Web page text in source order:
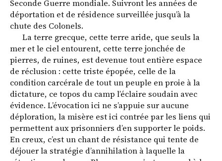
Seconde Guerre mondiale. Suivront les années de
déportation et de résidence surveillée jusqu’à la
chute des Colonels.
La terre grecque, cette terre aride, que seuls la
mer et le ciel entourent, cette terre jonchée de
pierres, de ruines, est devenue tout entière espace
de réclusion : cette triste épopée, celle de la
condition carcérale de tout un peuple en proie à la
dictature, ce topos du camp l’éclaire soudain avec
évidence. L’évocation ici ne s’appuie sur aucune
déploration, la misère est ici contrée par les liens qui
permettent aux prisonniers d’en supporter le poids.
En creux, c’est un chant de résistance qui tente de
déjouer la stratégie d’annihilation à laquelle la